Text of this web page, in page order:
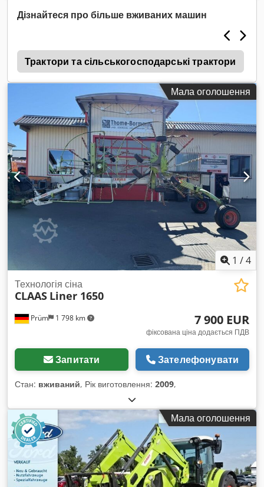
Дізнайтеся про більше вживаних машин
Трактори та сільськогосподарські трактори
Мала оголошення
1 /4
Prüm 1 798 km
Технологія сіна
CLAAS Liner 1650
7 900 EUR
фіксована ціна додається ПДВ
Запитати Зателефонувати
Стан: вживаний, Рік виготовлення: 2009,
Мала оголошення